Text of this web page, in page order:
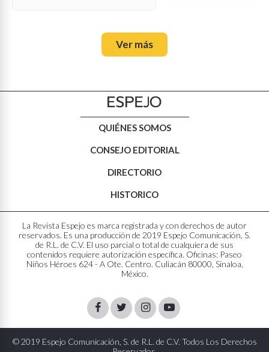
Ver más
QUIÉNES SOMOS
CONSEJO EDITORIAL
DIRECTORIO
HISTORICO
La Revista Espejo es marca registrada y con derechos de autor
reservados. Es una producción de 2019 Espejo Comunicación, S.
de R.L. de C.V. El uso parcial o total de cualquiera de sus
contenidos requiere autorización específica. Oficinas: Paseo
Niños Héroes 624 - A Ote. Centro. Culiacán 80000, Sinaloa,
México.
FacebookTwitterInstagram
Youtube
© 2019 Espejo Comunicación, S. de R.L. de C.V. Todos Los Derechos